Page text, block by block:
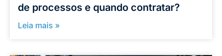
de processos e quando contratar?
Leia mais »